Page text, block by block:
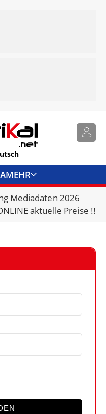
MEHR
Mediadaten 2026
aktuelle Preise !!